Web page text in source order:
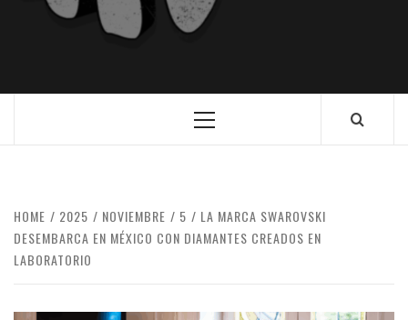
HOME 2025 NOVIEMBRE 5
LA MARCA SWAROVSKI
DESEMBARCA EN MÉXICO CON DIAMANTES CREADOS EN
LABORATORIO